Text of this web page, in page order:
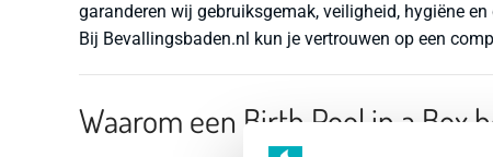
garanderen wij gebruiksgemak, veiligheid, hygiëne
Bij Bevallingsbaden.nl kun je vertrouwen op een
Waarom een Birth Pool in a Box